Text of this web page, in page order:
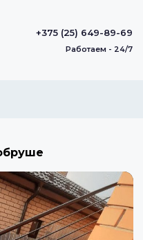
+375 (25) 649-89-69
Работаем - 24/7